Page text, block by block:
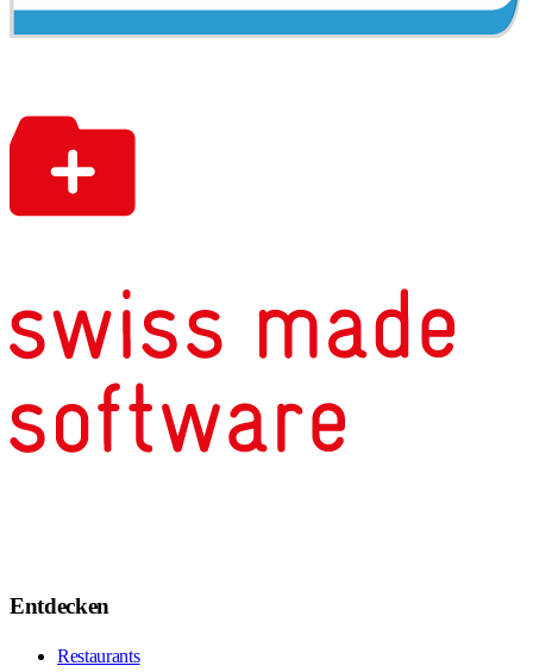
Entdecken
Restaurants